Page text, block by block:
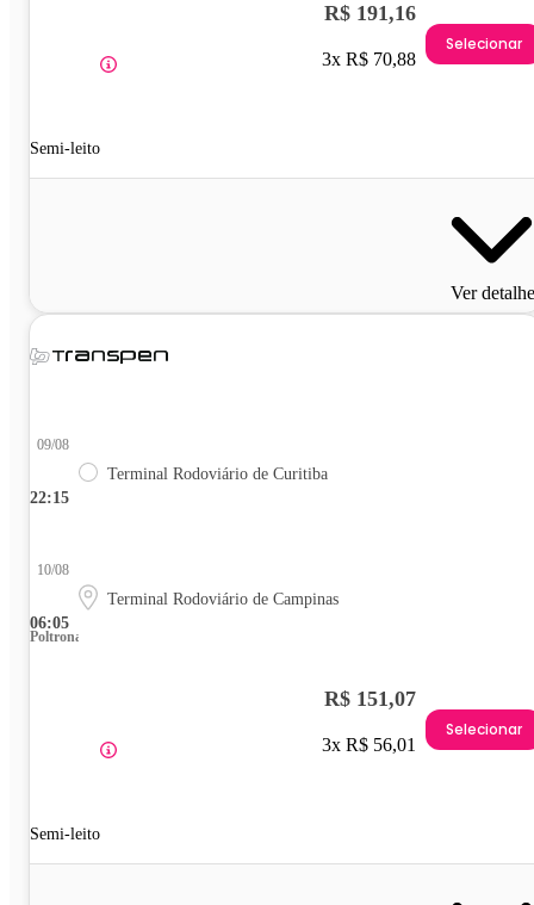
Semi-leito
R$ 191,16
3x R$ 70,88
Selecionar
Ver
22:15
09/08
Terminal Rodoviário de Curitiba
06:05
10/08
Terminal Rodoviário de Campinas
Poltrona
Semi-leito
R$ 151,07
3x R$ 56,01
Selecionar